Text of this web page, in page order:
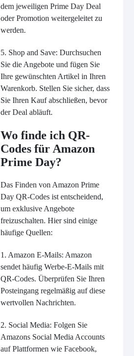
dem jeweiligen Prime Day Deal
oder Promotion weitergeleitet zu
werden.
5. Shop and Save: Durchsuchen
Sie die Angebote und fügen Sie
Ihre gewünschten Artikel in Ihren
Warenkorb. Stellen Sie sicher, dass
Sie Ihren Kauf abschließen, bevor
der Deal abläuft.
Wo finde ich QR-
Codes für Amazon
Prime Day?
Das Finden von Amazon Prime
Day QR-Codes ist entscheidend,
um exklusive Angebote
freizuschalten. Hier sind einige
häufige Quellen:
1. Amazon E-Mails: Amazon
sendet häufig Werbe-E-Mails mit
QR-Codes. Überprüfen Sie Ihren
Posteingang regelmäßig auf diese
wertvollen Nachrichten.
2. Social Media: Folgen Sie
Amazons Social Media Accounts
auf Plattformen wie Facebook,